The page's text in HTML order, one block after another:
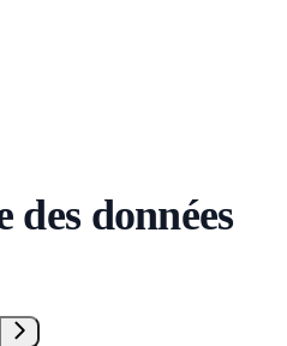
des données